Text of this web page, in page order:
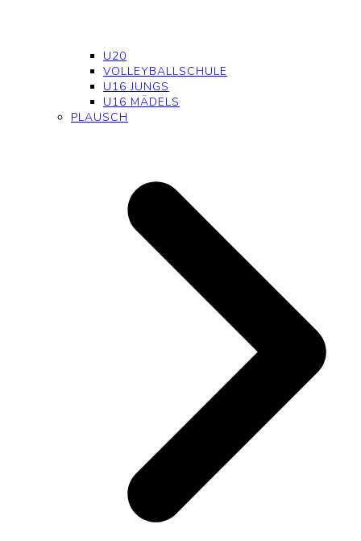
U20
VOLLEYBALLSCHULE
U16 JUNGS
U16 MÄDELS
PLAUSCH